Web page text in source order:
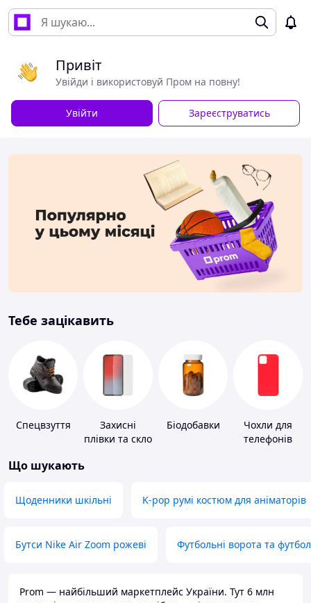
Привіт
Увійди і використовуй Пром на повну!
Увійти Зареєструватись
Тебе зацікавить
Спецвзуття
Захисні
плівки та скло
Біодобавки
Чохли для
телефонів
Що шукають
Щоденники шкільні K-pop румі костюм для аніматорів
Бутси Nike Air Zoom рожеві Футбольні ворота та
Prom — найбільший маркетплейс України. Тут 6 млн